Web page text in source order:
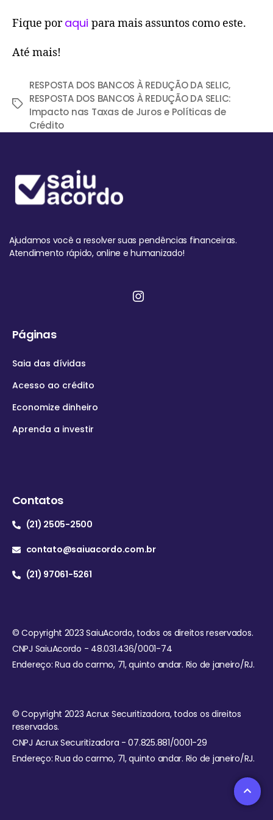
Fique poraqui para mais assuntos como este.
Até mais!
RESPOSTA DOS BANCOS À REDUÇÃO DA SELIC,
RESPOSTA DOS BANCOS À REDUÇÃO DA SELIC:
Impacto nas Taxas de Juros e Políticas de
Crédito
Ajudamos você a resolver suas pendências financeiras.
Atendimento rápido, online e humanizado!
Páginas
Saia das dívidas
Acesso ao crédito
Economize dinheiro
Aprenda a investir
Contatos
(21) 2505-2500
contato@saiuacordo.com.br
(21) 97061-5261
© Copyright 2023 SaiuAcordo, todos os direitos reservados.
CNPJ SaiuAcordo - 48.031.436/0001-74
Endereço: Rua do carmo, 71, quinto andar. Rio de janeiro/RJ.
© Copyright 2023 Acrux Securitizadora, todos os direitos
reservados.
CNPJ Acrux Securitizadora - 07.825.881/0001-29
Endereço: Rua do carmo, 71, quinto andar. Rio de janeiro/RJ.